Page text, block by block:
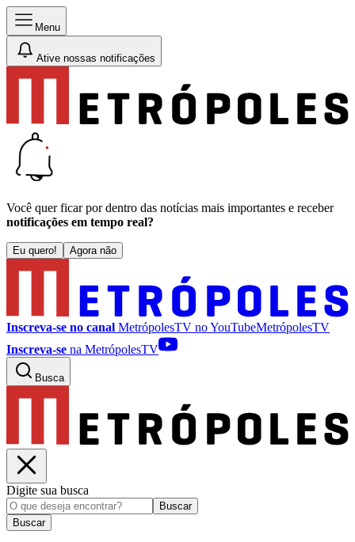
Menu
Ative nossas notificações
Você quer ficar por dentro das notícias mais importantes e receber
notificações em tempo real?
Eu quero! Agora não
Inscreva-se no canal MetrópolesTV noYouTubeMetrópolesTV
Inscreva-se na MetrópolesTV
Busca
Digite sua busca
Buscar
Buscar